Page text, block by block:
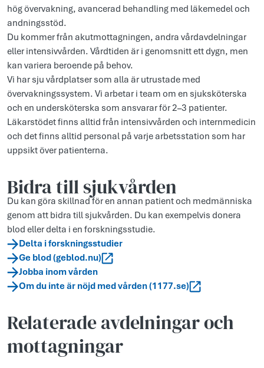
hög övervakning, avancerad behandling med läkemedel och
andningsstöd.
Du kommer från akutmottagningen, andra vårdavdelningar
eller intensivvården. Vårdtiden är i genomsnitt ett dygn, men
kan variera beroende på behov.
Vi har sju vårdplatser som alla är utrustade med
övervakningssystem. Vi arbetar i team om en sjuksköterska
och en undersköterska som ansvarar för 2–3 patienter.
Läkarstödet finns alltid från intensivvården och internmedicin
och det finns alltid personal på varje arbetsstation som har
uppsikt över patienterna.
Bidra till sjukvården
Du kan göra skillnad för en annan patient och medmänniska
genom att bidra till sjukvården. Du kan exempelvis donera
blod eller delta i en forskningsstudie.
Delta i forskningsstudier
Ge blod (geblod.nu)
Jobba inom vården
Om du inte är nöjd med vården (1177.se)
Relaterade avdelningar och
mottagningar